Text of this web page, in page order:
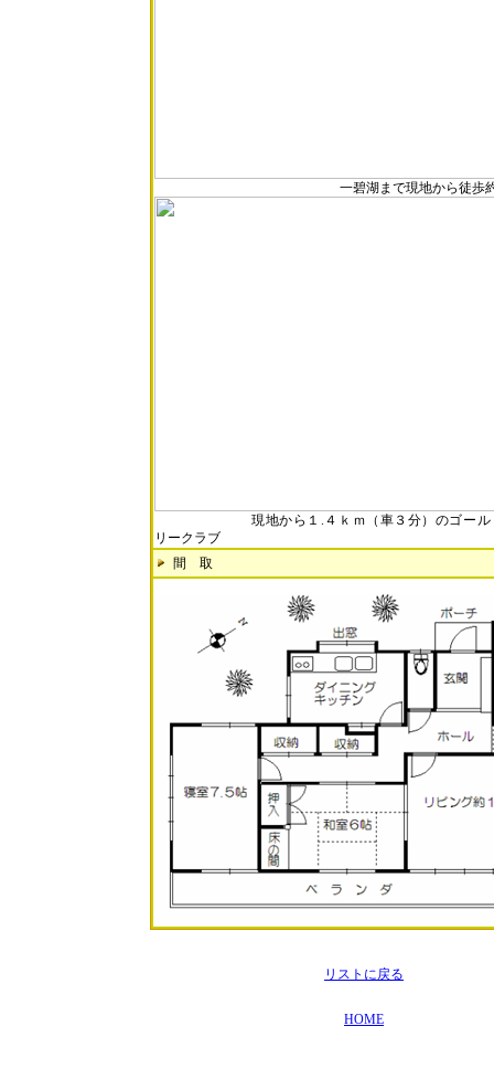
一碧湖まで現地から徒歩約
現地から１.４ｋｍ（車３分）のゴールド
リークラブ
間 取
リストに戻る
HOME